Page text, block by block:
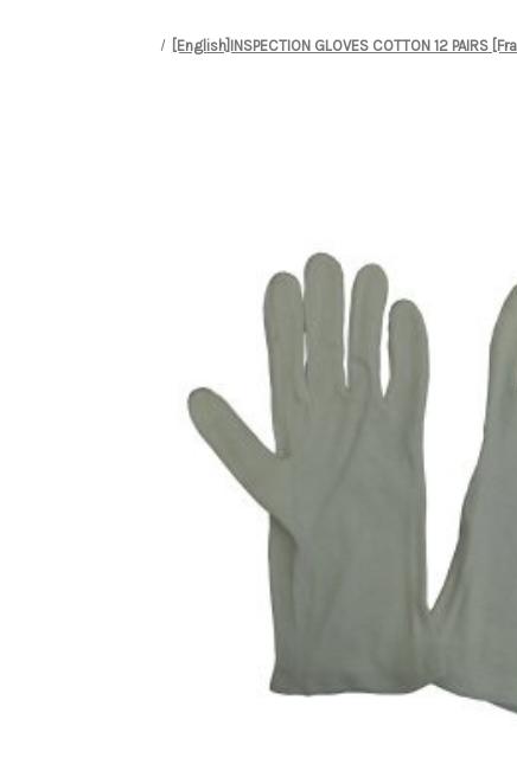
[English]INSPECTION GLOVES COTTON 12 PAIRS